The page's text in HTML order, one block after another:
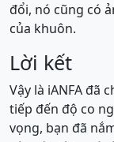
đổi, nó cũng có
của khuôn.
Lời kết
Vậy là iANFA đã
tiếp đến độ co
vọng, bạn đã